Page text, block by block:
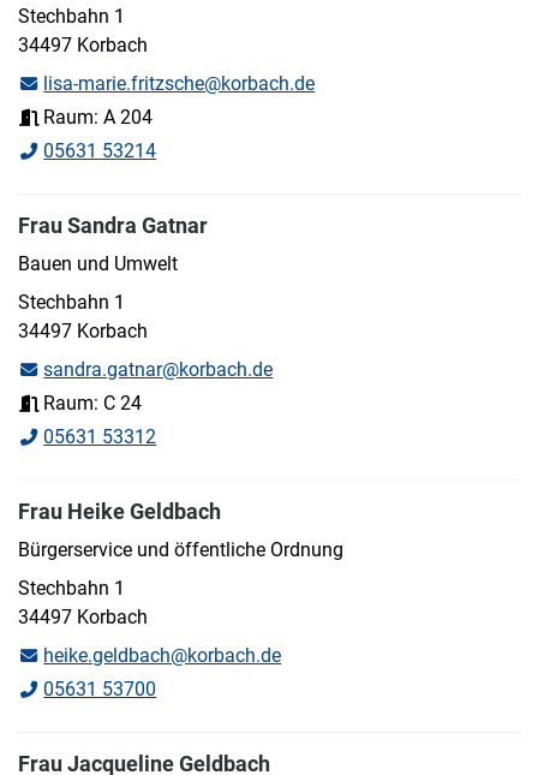
Stechbahn 1
34497 Korbach
lisa-marie.fritzsche@korbach.de
Raum: A 204
05631 53214
Frau Sandra Gatnar
Bauen und Umwelt
Stechbahn 1
34497 Korbach
sandra.gatnar@korbach.de
Raum: C 24
05631 53312
Frau Heike Geldbach
Bürgerservice und öffentliche Ordnung
Stechbahn 1
34497 Korbach
heike.geldbach@korbach.de
05631 53700
Frau Jacqueline Geldbach